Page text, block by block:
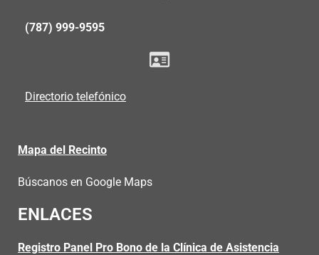
(787) 999-9595
Directorio telefónico
Mapa del Recinto
Búscanos en Google Maps
ENLACES
Registro Panel Pro Bono de la Clínica de Asistencia